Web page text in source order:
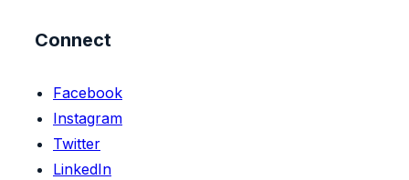
Connect
Facebook
Instagram
Twitter
LinkedIn